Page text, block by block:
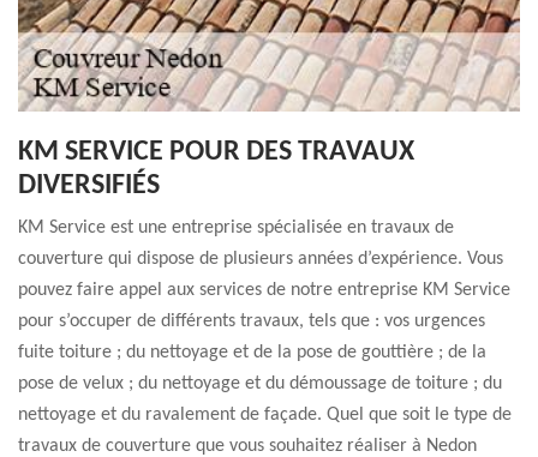
KM SERVICE POUR DES TRAVAUX
DIVERSIFIÉS
KM Service est une entreprise spécialisée en travaux de
couverture qui dispose de plusieurs années d’expérience. Vous
pouvez faire appel aux services de notre entreprise KM Service
pour s’occuper de différents travaux, tels que : vos urgences
fuite toiture ; du nettoyage et de la pose de gouttière ; de la
pose de velux ; du nettoyage et du démoussage de toiture ; du
nettoyage et du ravalement de façade. Quel que soit le type de
travaux de couverture que vous souhaitez réaliser à Nedon